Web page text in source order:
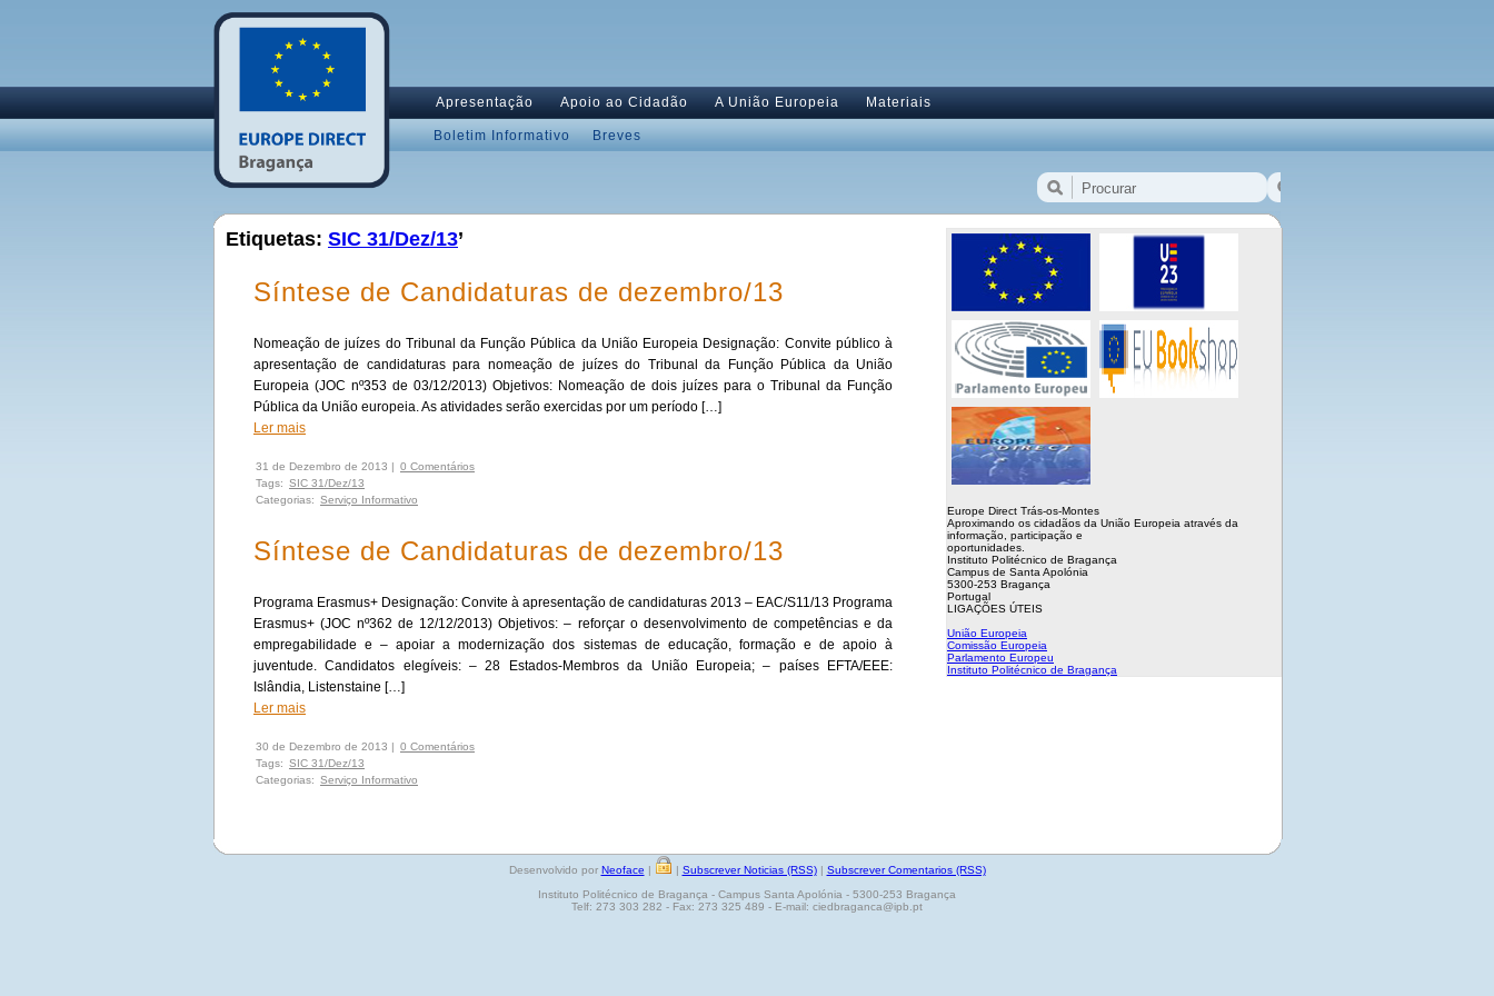
Apresentação Apoio ao Cidadão A União Europeia Materiais
Boletim Informativo Breves
Etiquetas: SIC 31/Dez/13’
Síntese de Candidaturas de dezembro/13
Nomeação de juízes do Tribunal da Função Pública da União Europeia Designação: Convite público à
apresentação de candidaturas para nomeação de juízes do Tribunal da Função Pública da União
Europeia (JOC nº353 de 03/12/2013) Objetivos: Nomeação de dois juízes para o Tribunal da Função
Pública da União europeia. As atividades serão exercidas por um período […]
Ler mais
31 de Dezembro de 2013 | 0 Comentários
Tags: SIC 31/Dez/13
Categorias: Serviço Informativo
Síntese de Candidaturas de dezembro/13
Programa Erasmus+ Designação: Convite à apresentação de candidaturas 2013 – EAC/S11/13 Programa
Erasmus+ (JOC nº362 de 12/12/2013) Objetivos: – reforçar o desenvolvimento de competências e da
empregabilidade e – apoiar a modernização dos sistemas de educação, formação e de apoio à
juventude. Candidatos elegíveis: – 28 Estados-Membros da União Europeia; – países EFTA/EEE:
Islândia, Listenstaine […]
Ler mais
30 de Dezembro de 2013 | 0 Comentários
Tags: SIC 31/Dez/13
Categorias: Serviço Informativo
Europe Direct Trás-os-Montes
Aproximando os cidadãos da União Europeia através da
informação, participação e
oportunidades.
Instituto Politécnico de Bragança
Campus de Santa Apolónia
5300-253 Bragança
Portugal
LIGAÇÕES ÚTEIS
União Europeia
Comissão Europeia
Parlamento Europeu
Instituto Politécnico de Bragança
Desenvolvido por Neoface | | Subscrever Noticias (RSS)| Subscrever Comentarios (RSS)
Instituto Politécnico de Bragança - Campus Santa Apolónia - 5300-253 Bragança
Telf: 273 303 282 - Fax: 273 325 489 - E-mail: ciedbraganca@ipb.pt